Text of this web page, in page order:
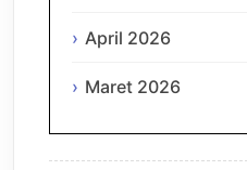
April 2026
Maret 2026